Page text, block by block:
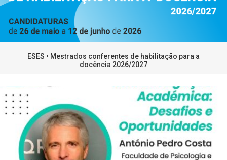
ESES • Mestrados conferentes de habilitação para a
docência 2026/2027